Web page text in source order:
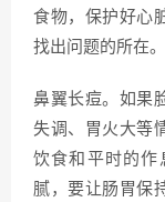
食物，保护好心
找出问题的所在。
鼻翼长痘。如果
失调、胃火大等
饮食和平时的作
腻，要让肠胃保